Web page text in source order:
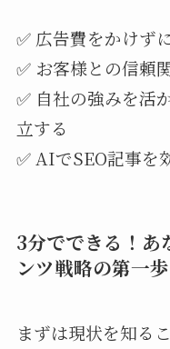
✅ 広告費をかけず
✅ お客様との信頼
✅ 自社の強みを活
立する
✅ AIでSEO記事を
3分でできる！あ
ンツ戦略の第一歩
まずは現状を知る